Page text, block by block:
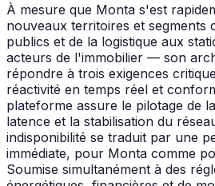
À mesure que Monta s'est
nouveaux territoires et segments
publics et de la logistique aux
acteurs de l'immobilier — son
répondre à trois exigences
réactivité en temps réel et
plateforme assure le pilotage de
latence et la stabilisation du
indisponibilité se traduit par une
immédiate, pour Monta comme
Soumise simultanément à des